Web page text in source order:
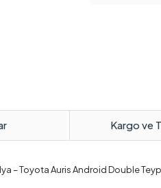
Kargo ve
– Toyota Auris Android Double Teyp